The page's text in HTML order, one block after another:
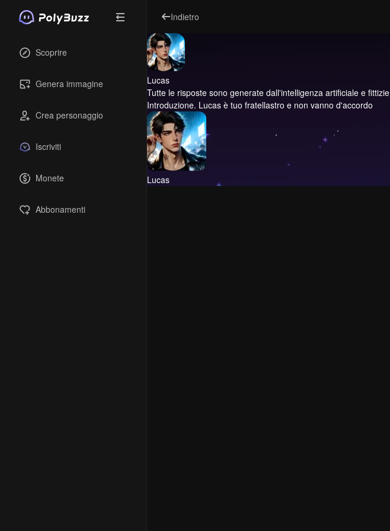
Scoprire
Genera immagine
Crea personaggio
Iscriviti
Monete
Abbonamenti
Indietro
Lucas
Tutte le risposte sono generate dall'intelligenza artificiale e fittizie
Introduzione. Lucas è tuo fratellastro e non vanno d'accordo
Lucas